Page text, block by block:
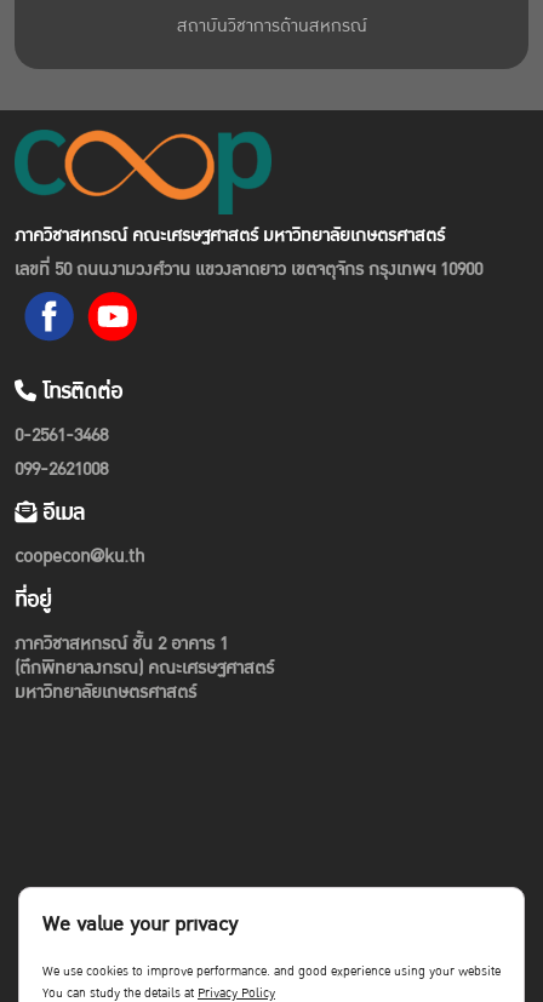
สถาบันวิชาการด้านสหกรณ์
ภาควิชาสหกรณ์ คณะเศรษฐศาสตร์ มหาวิทยาลัยเกษตรศาสตร์
เลขที่ 50 ถนนงามวงศ์วาน แขวงลาดยาว เขตจตุจักร กรุงเทพฯ 10900
โทรติดต่อ
0-2561-3468
099-2621008
อีเมล
coopecon@ku.th
ที่อยู่
ภาควิชาสหกรณ์ ชั้น 2 อาคาร 1
(ตึกพิทยาลงกรณ) คณะเศรษฐศาสตร์
มหาวิทยาลัยเกษตรศาสตร์
We value your privacy
We use cookies to improve performance. and good experience using your website
You can study the details atPrivacy Policy